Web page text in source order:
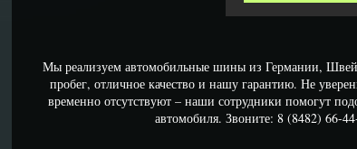
Мы реализуем автомобильные шины из Германии,
пробег, отличное качество и нашу гарантию. Не
временно отсутствуют – наши сотрудники помогут
автомобиля. Звоните: 8 (8482) 66-